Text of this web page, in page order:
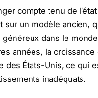
compte tenu de
sur un modèle ancien,
dans le
années, la croissance
des États-Unis, ce qui
inadéquats.